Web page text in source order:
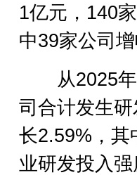
1亿元，140
中39家公司增
从2025年
司合计发生
长2.59%，其
业研发投入